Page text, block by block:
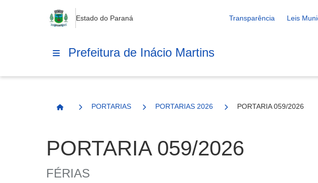
Estado do Paraná Transparência Leis
Prefeitura de Inácio Martins
Página Inicial
PORTARIAS PORTARIAS 2026 PORTARIA 059/2026
PORTARIA 059/2026
FÉRIAS